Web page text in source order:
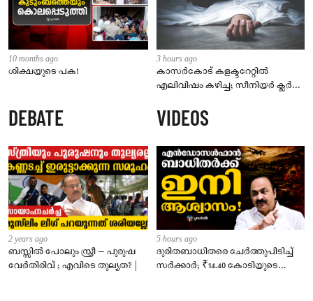
10 months ago
ശിക്ഷയുടെ പക!
3 hours ago
കാസർകോട് കളക്ടറേറ്റിൽ
എലിവിഷം കഴിച്ച; സീനിയർ ക്ലർക്ക്
DEBATE
2 years ago
ബസ്സിൽ പോലും സ്ത്രീ – പുരുഷ
വേർതിരിവ് ; എവിടെ തുല്യത? |
VIDEOS
5 hours ago
ദുരിതബാധിതരെ ചേർത്തുപിടിച്ച്
സർക്കാർ; ₹14.40 കോടിയുടെ